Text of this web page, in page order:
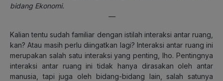
bidang Ekonomi.
—
Kalian tentu sudah familiar dengan istilah interaksi antar ruang,
kan? Atau masih perlu diingatkan lagi? Interaksi antar ruang ini
merupakan salah satu interaksi yang penting, lho. Pentingnya
interaksi antar ruang ini tidak hanya dirasakan oleh antar
manusia, tapi juga oleh bidang-bidang lain, salah satunya